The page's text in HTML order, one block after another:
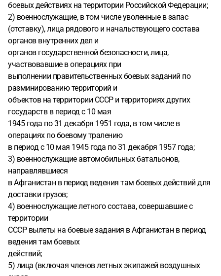
боевых действиях на территории Российской Федерации;
2) военнослужащие, в том числе уволенные в запас
(отставку), лица рядового и начальствующего состава
органов внутренних дел и
органов государственной безопасности, лица,
участвовавшие в операциях при
выполнении правительственных боевых заданий по
разминированию территорий и
объектов на территории СССР и территориях других
государств в период с 10 мая
1945 года по 31 декабря 1951 года, в том числе в
операциях по боевому тралению
в период с 10 мая 1945 года по 31 декабря 1957 года;
3) военнослужащие автомобильных батальонов,
направлявшиеся
в Афганистан в период ведения там боевых действий для
доставки грузов;
4) военнослужащие летного состава, совершавшие с
территории
СССР вылеты на боевые задания в Афганистан в период
ведения там боевых
действий;
5) лица (включая членов летных экипажей воздушных